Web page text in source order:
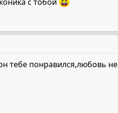
тебе понравился,любовь